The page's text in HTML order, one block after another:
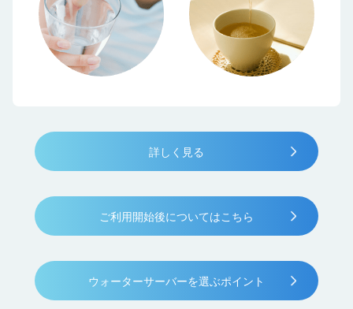
詳しく見る
ご利用開始後についてはこちら
ウォーターサーバーを選ぶポイント